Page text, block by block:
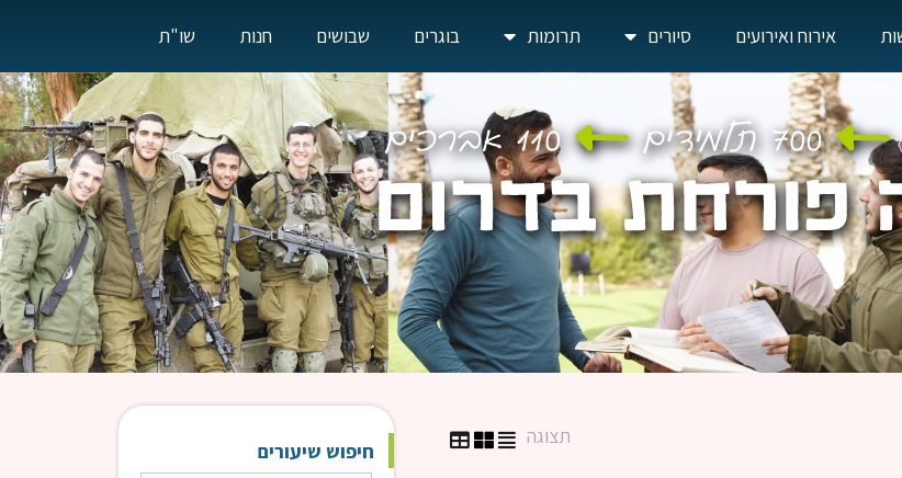
אירוח ואירועים סיורים תרומות בוגרים שבושים חנות שו"ת
תצוגה
חיפוש שיעורים